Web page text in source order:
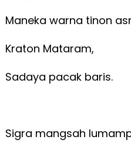
Maneka warna tinon
Kraton Mataram,
Sadaya pacak baris.
Sigra mangsah